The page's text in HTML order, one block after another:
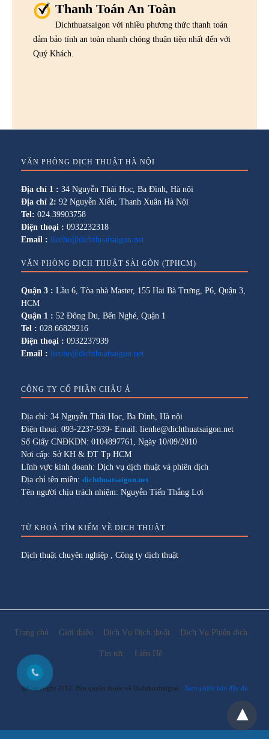
Thanh Toán An Toàn
Dichthuatsaigon với nhiều phương thức thanh toán
đảm bảo tính an toàn nhanh chóng thuận tiện nhất đến với
Quý Khách.
VĂN PHÒNG DỊCH THUẬT HÀ NỘI
Địa chỉ 1 : 34 Nguyễn Thái Học, Ba Đình, Hà nội
Địa chỉ 2: 92 Nguyễn Xiển, Thanh Xuân Hà Nội
Tel: 024.39903758
Điện thoại : 0932232318
Email : lienhe@dichthuatsaigon.net
VĂN PHÒNG DỊCH THUẬT SÀI GÒN (TPHCM)
Quận 3 : Lầu 6, Tòa nhà Master, 155 Hai Bà Trưng, P6, Quận 3,
HCM
Quận 1 : 52 Đông Du, Bến Nghé, Quận 1
Tel : 028.66829216
Điện thoại : 0932237939
Email : lienhe@dichthuatsaigon.net
CÔNG TY CỔ PHẦN CHÂU Á
Địa chỉ: 34 Nguyễn Thái Học, Ba Đình, Hà nội
Điện thoại: 093-2237-939- Email: lienhe@dichthuatsaigon.net
Số Giấy CNĐKDN: 0104897761, Ngày 10/09/2010
Nơi cấp: Sở KH & ĐT Tp HCM
Lĩnh vực kinh doanh: Dịch vụ dịch thuật và phiên dịch
Địa chỉ tên miền: dichthuatsaigon.net
Tên người chịu trách nhiệm: Nguyễn Tiến Thắng Lợi
TỪ KHOÁ TÌM KIẾM VỀ DỊCH THUẬT
Dịch thuật chuyên nghiệp Công ty dịch thuật
Trang chủ Giới thiệu Dịch Vụ Dịch thuật Dịch Vụ Phiên dịch
Tin tức Liên Hệ
@Copyright 2012. Bản quyền thuộc về Dichthuatsaigon Xem phiên bản đầy đủ